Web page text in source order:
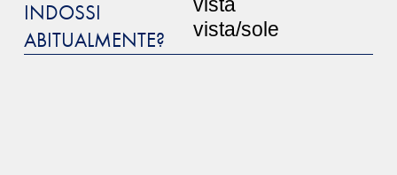
INDOSSI
ABITUALMENTE?